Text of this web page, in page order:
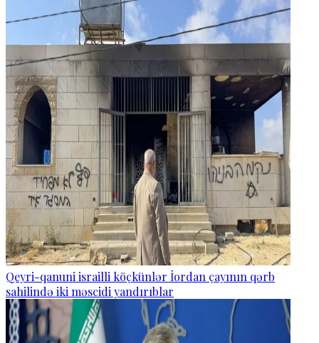
Qeyri-qanuni israilli köçkünlər İordan çayının qərb
sahilində iki məscidi yandırıblar